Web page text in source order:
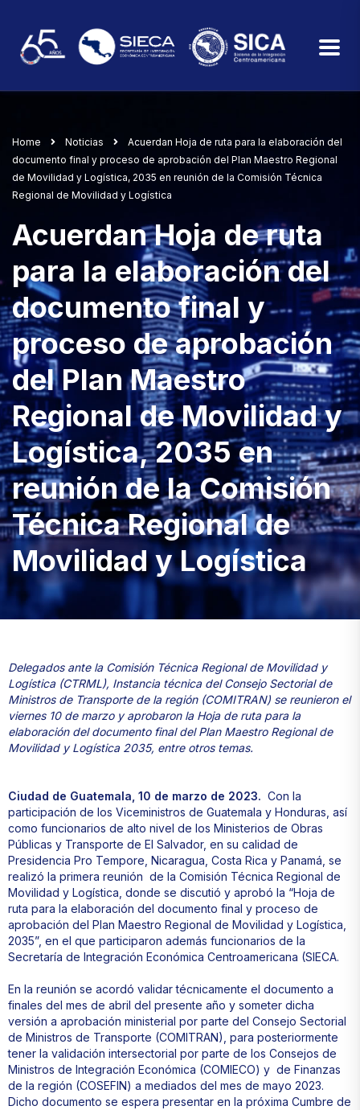
Home Noticias
Acuerdan Hoja de ruta para la elaboración del
documento final y proceso de aprobación del Plan Maestro Regional
de Movilidad y Logística, 2035 en reunión de la Comisión Técnica
Regional de Movilidad y Logística
Acuerdan Hoja de ruta
para la elaboración del
documento final y
proceso de aprobación
del Plan Maestro
Regional de Movilidad y
Logística, 2035 en
reunión de la Comisión
Técnica Regional de
Movilidad y Logística
Delegados ante la Comisión Técnica Regional de Movilidad y
Logística (CTRML), Instancia técnica del Consejo Sectorial de
Ministros de Transporte de la región (COMITRAN) se reunieron el
viernes 10 de marzo y aprobaron la Hoja de ruta para la
elaboración del documento final del Plan Maestro Regional de
Movilidad y Logística 2035, entre otros temas.
Ciudad de Guatemala, 10 de marzo de 2023. Con la
participación de los Viceministros de Guatemala y Honduras, así
como funcionarios de alto nivel de los Ministerios de Obras
Públicas y Transporte de El Salvador, en su calidad de
Presidencia Pro Tempore, Nicaragua, Costa Rica y Panamá, se
realizó la primera reunión de la Comisión Técnica Regional de
Movilidad y Logística, donde se discutió y aprobó la “Hoja de
ruta para la elaboración del documento final y proceso de
aprobación del Plan Maestro Regional de Movilidad y Logística,
2035”, en el que participaron además funcionarios de la
Secretaría de Integración Económica Centroamericana (SIECA.
En la reunión se acordó validar técnicamente el documento a
finales del mes de abril del presente año y someter dicha
versión a aprobación ministerial por parte del Consejo Sectorial
de Ministros de Transporte (COMITRAN), para posteriormente
tener la validación intersectorial por parte de los Consejos de
Ministros de Integración Económica (COMIECO) y de Finanzas
de la región (COSEFIN) a mediados del mes de mayo 2023.
Dicho documento se espera presentar en la próxima Cumbre de